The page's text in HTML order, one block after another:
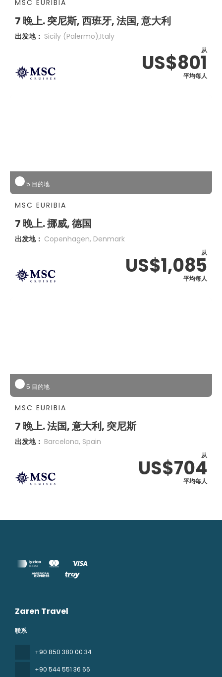
MSC EURIBIA
7 晚上. 突尼斯, 西班牙, 法国, 意大利
出发地： Sicily (palermo),italy
从
US$801
平均每人
5 目的地
MSC EURIBIA
7 晚上. 挪威, 德国
出发地： Copenhagen, Denmark
从
US$1,085
平均每人
5 目的地
MSC EURIBIA
7 晚上. 法国, 意大利, 突尼斯
出发地： Barcelona, Spain
从
US$704
平均每人
Zaren Travel
联系
+90 850 380 00 34
+90 544 551 36 66